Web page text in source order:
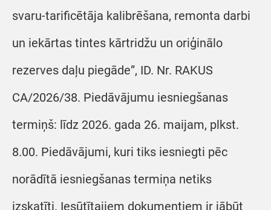
svaru-tarificētāja kalibrēšana, remonta darbi
un iekārtas tintes kārtridžu un oriģinālo
rezerves daļu piegāde”, ID. Nr. RAKUS
CA/2026/38. Piedāvājumu iesniegšanas
termiņš: līdz 2026. gada 26. maijam, plkst.
8.00. Piedāvājumi, kuri tiks iesniegti pēc
norādītā iesniegšanas termiņa netiks
izskatīti. Iesūtītajiem dokumentiem ir jābūt